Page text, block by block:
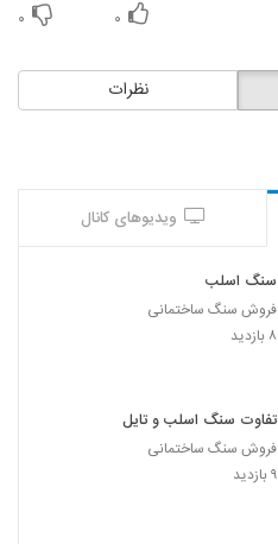
۰ ۰
نظرات
ویدیوهای کانال
سنگ اسلب
فروش سنگ ساختمانی
۸ بازدید
تفاوت سنگ اسلب و تایل
فروش سنگ ساختمانی
۹ بازدید